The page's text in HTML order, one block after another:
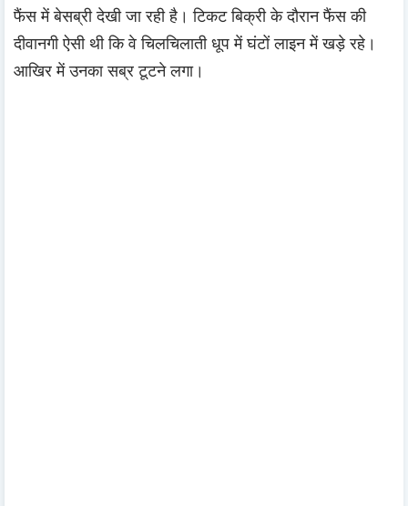
फैंस में बेसब्री देखी जा रही है। टिकट बिक्री के दौरान फैंस की
दीवानगी ऐसी थी कि वे चिलचिलाती धूप में घंटों लाइन में खड़े रहे।
आखिर में उनका सब्र टूटने लगा।